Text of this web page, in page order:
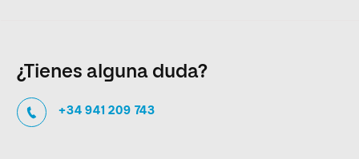
¿Tienes alguna duda?
+34 941 209 743